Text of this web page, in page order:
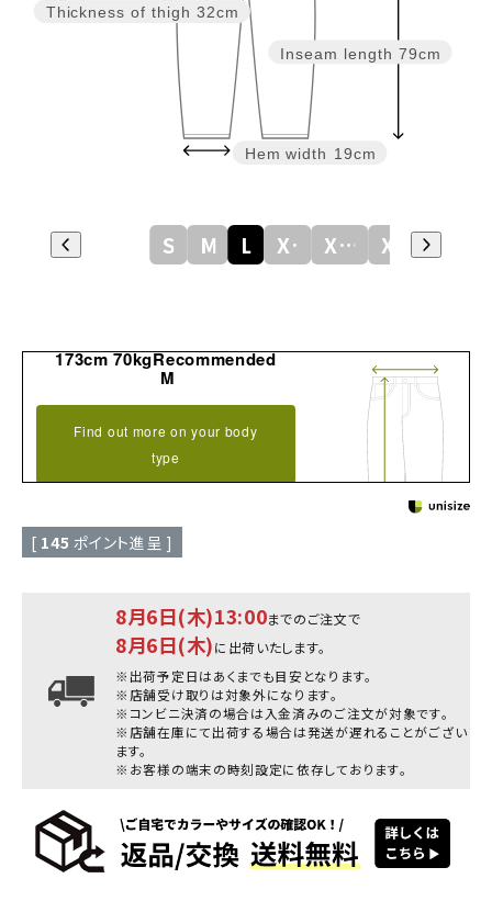
Inseam length 79cm
Hem width 19cm
Thickness of thigh 32cm
XL XXL XXXL
173cm 70kgRecommended
M
Find out more on your body
type
[ 145 ポイント進呈 ]
8月6日(木)13:00までのご注文で
8月6日(木)に出荷いたします。
※出荷予定日はあくまでも目安となります。
※店舗受け取りは対象外になります。
※コンビニ決済の場合は入金済みのご注文が対象です。
※店舗在庫にて出荷する場合は発送が遅れることがござい
ます。
※お客様の端末の時刻設定に依存しております。